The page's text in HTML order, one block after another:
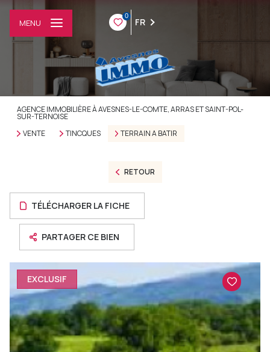
0
FR
MENU
AGENCE IMMOBILIÈRE À AVESNES-LE-COMTE, ARRAS ET SAINT-POL-
SUR-TERNOISE
VENTE
TINCQUES TERRAIN A BATIR
RETOUR
TÉLÉCHARGER LA FICHE
PARTAGER CE BIEN
EXCLUSIF